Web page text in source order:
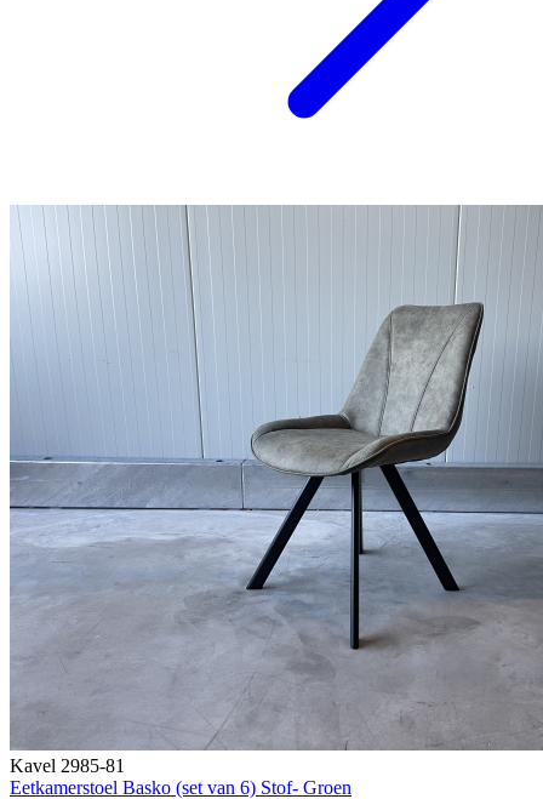
Kavel 2985-81
Eetkamerstoel Basko (set van 6) Stof- Groen